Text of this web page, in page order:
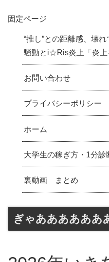
固定ページ
“推し”との距離感、壊
騒動とi☆Ris炎上「炎上
お問い合わせ
プライバシーポリシー
ホーム
大学生の稼ぎ方・1分診
裏動画 まとめ
ぎゃああああああ